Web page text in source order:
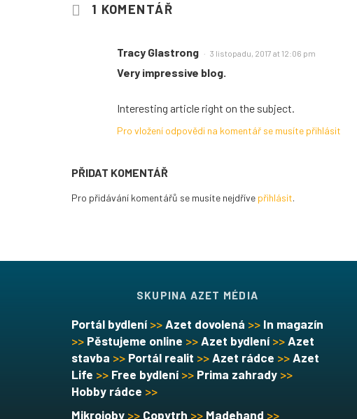
1 KOMENTÁŘ
Tracy Glastrong 3 listopadu, 2017 at 12:06 pm
Very impressive blog.
Interesting article right on the subject.
Pro vložení odpovědi na komentář se musíte přihlásit
PŘIDAT KOMENTÁŘ
Pro přidávání komentářů se musíte nejdříve přihlásit.
SKUPINA AZET MÉDIA
Portál bydlení>>Azet dovolená >> In magazín
>> Pěstujeme online >>Azet bydlení >>Azet
stavba >> Portál realit >>Azet rádce >>Azet
Life >> Free bydlení >> Prima zahrady >>
Hobby rádce >>
Mikrojoby >> Copytrh >> Madehand >>